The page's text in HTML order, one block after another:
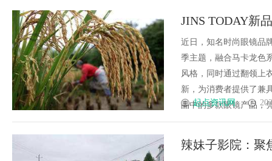
JINS TODAY新
近日，知名时尚眼镜品
季主题，融合马卡龙色
风格，同时通过翻领上
新，为消费者提供了兼
品中的多款眼镜产品，
起点资讯网
辣妹子影院：聚